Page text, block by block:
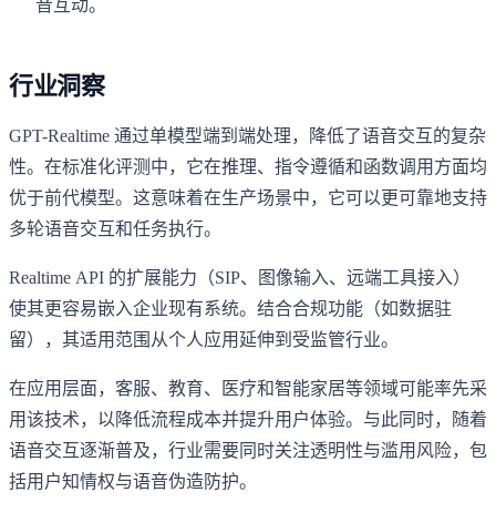
音互动。
行业洞察
GPT-Realtime 通过单模型端到端处理，降低了语音交互的复杂
性。在标准化评测中，它在推理、指令遵循和函数调用方面均
优于前代模型。这意味着在生产场景中，它可以更可靠地支持
多轮语音交互和任务执行。
Realtime API 的扩展能力（SIP、图像输入、远端工具接入）
使其更容易嵌入企业现有系统。结合合规功能（如数据驻
留），其适用范围从个人应用延伸到受监管行业。
在应用层面，客服、教育、医疗和智能家居等领域可能率先采
用该技术，以降低流程成本并提升用户体验。与此同时，随着
语音交互逐渐普及，行业需要同时关注透明性与滥用风险，包
括用户知情权与语音伪造防护。